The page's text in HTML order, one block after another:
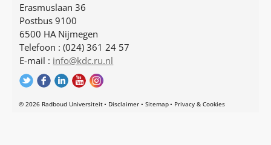
Erasmuslaan 36
Postbus 9100
6500 HA Nijmegen
Telefoon : (024) 361 24 57
E-mail : info@kdc.ru.nl
© 2026 Radboud Universiteit Disclaimer Sitemap Privacy & Cookies